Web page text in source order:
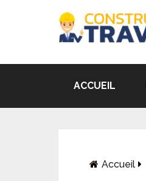
ACCUEIL
Accueil